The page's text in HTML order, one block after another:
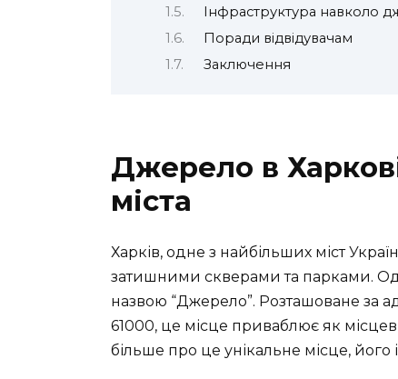
Інфраструктура навколо
Поради відвідувачам
Заключення
Джерело в
міста
Харків, одне з найбільших міст
затишними скверами та парками.
назвою “Джерело”. Розташоване за
61000, це місце приваблює як
більше про це унікальне місце, його